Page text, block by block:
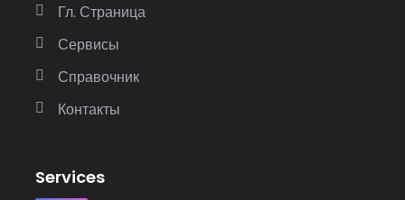
Гл. Страница
Сервисы
Справочник
Контакты
Services